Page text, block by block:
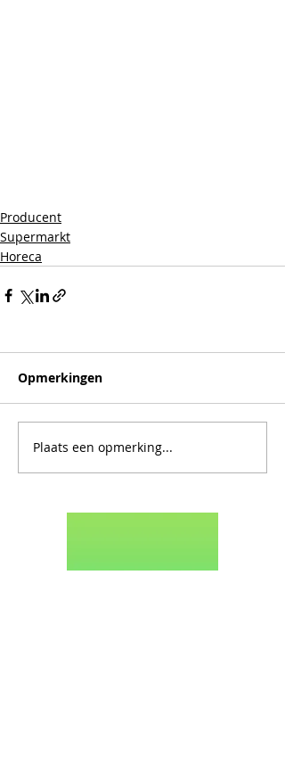
Producent
Supermarkt
Horeca
Opmerkingen
Plaats een opmerking...